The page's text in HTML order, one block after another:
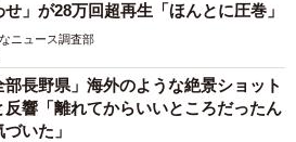
」が28万回超再生「ほんとに圧巻」
ニュース調査部
部長野県」海外のような絶景ショット
反響「離れてからいいところだったん
いた」